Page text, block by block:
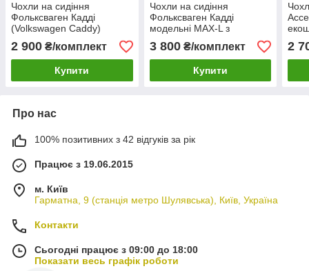
Чохли на сидіння
Фольксваген Кадді
(Volkswagen Caddy)
модельні MAX з екошкіри
1+1 на передні сидіння
2 900 ₴/комплект
Купити
Чохли на сидіння
Фольксваген Кадді
модельні MAX-L з
екошкіри, 1+1 - на передні
сидіння Чорно-сірий
3 800₴/комплект
Купити
2
Про нас
100% позитивних з 42 відгуків за рік
Працює з 19.06.2015
м. Київ
Гарматна, 9 (станція метро Шулявська), Київ, Україна
Контакти
Сьогодні працює з 09:00 до 18:00
Показати весь графік роботи